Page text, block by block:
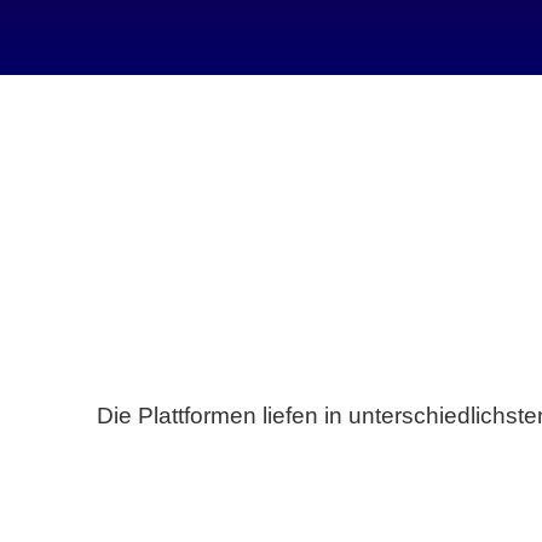
Die Plattformen liefen in